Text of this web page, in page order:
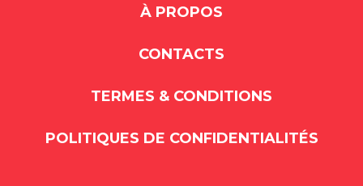
À PROPOS
CONTACTS
TERMES & CONDITIONS
POLITIQUES DE CONFIDENTIALITÉS